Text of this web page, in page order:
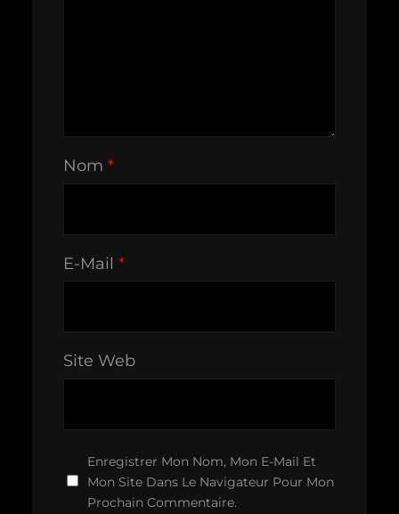
Nom *
E-Mail *
Site Web
Enregistrer Mon Nom, Mon E-Mail Et
Mon Site Dans Le Navigateur Pour Mon
Prochain Commentaire.